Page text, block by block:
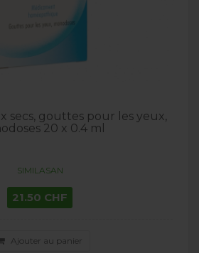
secs, gouttes pour les yeux,
20 x 0.4 ml
SIMILASAN
21.50 CHF
Ajouter au panier